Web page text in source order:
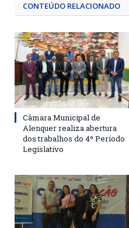
CONTEÚDO RELACIONADO
Câmara Municipal de
Alenquer realiza abertura
dos trabalhos do 4º Período
Legislativo